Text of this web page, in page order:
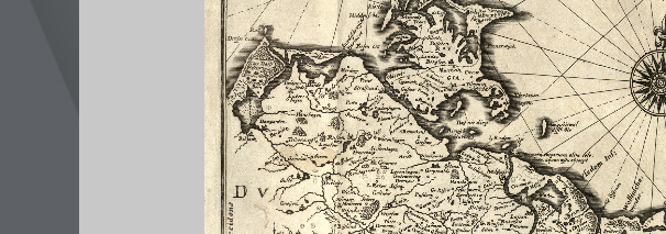
Milestones in the history of European
Interaktive Karte
Image gallery
Imprint
Wissenswert